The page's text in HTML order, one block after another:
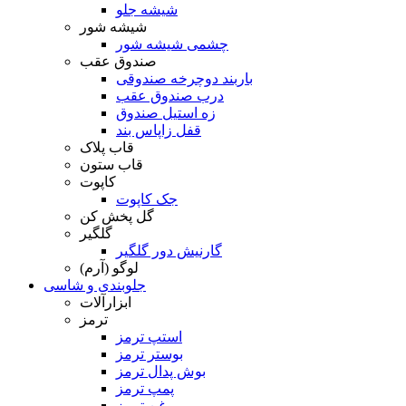
شیشه جلو
شیشه شور
چشمی شیشه شور
صندوق عقب
باربند دوچرخه صندوقی
درب صندوق عقب
زه استیل صندوق
قفل زاپاس بند
قاب پلاک
قاب ستون
کاپوت
جک کاپوت
گل پخش کن
گلگیر
گارنیش دور گلگیر
لوگو (آرم)
جلوبندی و شاسی
ابزارآلات
ترمز
استپ ترمز
بوستر ترمز
بوش پدال ترمز
پمپ ترمز